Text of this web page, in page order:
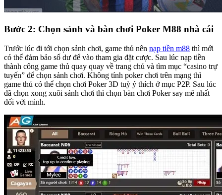
Bước 2: Chọn sảnh và bàn chơi Poker M88 nhà cái
Trước lúc đi tới chọn sảnh chơi, game thủ nên nạp tiền m88 thì mới
có thể đảm bảo số dư để vào tham gia đặt cược. Sau lúc nạp tiền
thành công game thủ quay quay về trang chủ và tìm mục “casino trự
tuyến” để chọn sảnh chơi. Không tính poker chơi trên mạng thì
game thủ có thể chọn chơi Poker 3D tuỳ ý thích ở mục P2P. Sau lúc
đã chọn xong xuôi sảnh chơi thì chọn bàn chơi Poker say mê nhất
đối với mình.